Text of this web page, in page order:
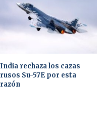
India rechaza los cazas
rusos Su-57E por esta
razón